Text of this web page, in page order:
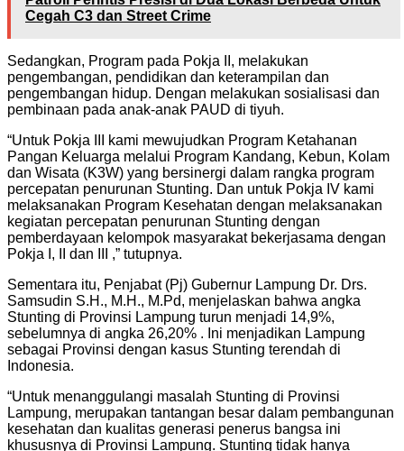
Cegah C3 dan Street Crime
Sedangkan, Program pada Pokja II, melakukan
pengembangan, pendidikan dan keterampilan dan
pengembangan hidup. Dengan melakukan sosialisasi dan
pembinaan pada anak-anak PAUD di tiyuh.
“Untuk Pokja III kami mewujudkan Program Ketahanan
Pangan Keluarga melalui Program Kandang, Kebun, Kolam
dan Wisata (K3W) yang bersinergi dalam rangka program
percepatan penurunan Stunting. Dan untuk Pokja IV kami
melaksanakan Program Kesehatan dengan melaksanakan
kegiatan percepatan penurunan Stunting dengan
pemberdayaan kelompok masyarakat bekerjasama dengan
Pokja I, II dan III ,” tutupnya.
Sementara itu, Penjabat (Pj) Gubernur Lampung Dr. Drs.
Samsudin S.H., M.H., M.Pd, menjelaskan bahwa angka
Stunting di Provinsi Lampung turun menjadi 14,9%,
sebelumnya di angka 26,20% . Ini menjadikan Lampung
sebagai Provinsi dengan kasus Stunting terendah di
Indonesia.
“Untuk menanggulangi masalah Stunting di Provinsi
Lampung, merupakan tantangan besar dalam pembangunan
kesehatan dan kualitas generasi penerus bangsa ini
khususnya di Provinsi Lampung. Stunting tidak hanya